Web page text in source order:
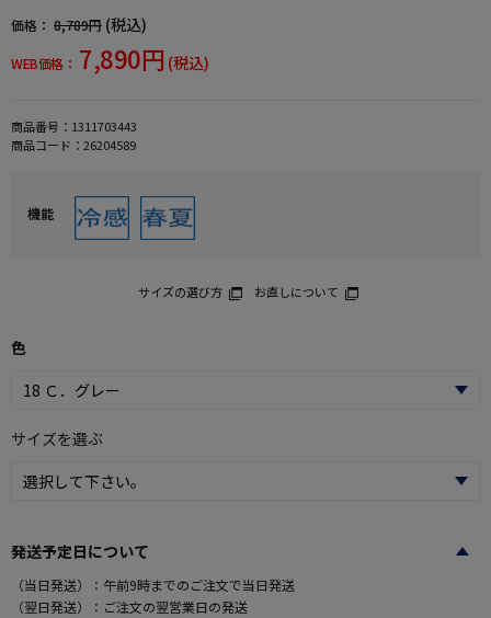
価格： 8,789円 (税込)
WEB価格： 7,890円 (税込)
商品番号： 1311703443
商品コード： 26204589
機能
サイズの選び方 お直しについて
色
サイズを選ぶ
発送予定日について
（当日発送）：午前9時までのご注文で当日発送
（翌日発送）：ご注文の翌営業日の発送